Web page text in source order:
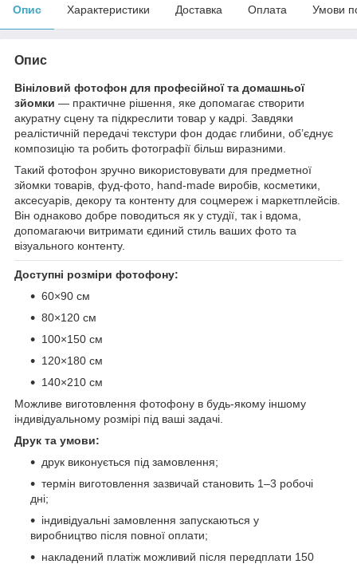
Опис Характеристики Доставка Оплата Умови
Опис
Вініловий фотофон для професійної та домашньої
зйомки — практичне рішення, яке допомагає створити
акуратну сцену та підкреслити товар у кадрі. Завдяки
реалістичній передачі текстури фон додає глибини, об’єднує
композицію та робить фотографії більш виразними.
Такий фотофон зручно використовувати для предметної
зйомки товарів, фуд-фото, hand-made виробів, косметики,
аксесуарів, декору та контенту для соцмереж і маркетплейсів.
Він однаково добре поводиться як у студії, так і вдома,
допомагаючи витримати єдиний стиль ваших фото та
візуального контенту.
Доступні розміри фотофону:
60×90 см
80×120 см
100×150 см
120×180 см
140×210 см
Можливе виготовлення фотофону в будь-якому іншому
індивідуальному розмірі під ваші задачі.
Друк та умови:
друк виконується під замовлення;
термін виготовлення зазвичай становить 1–3 робочі
дні;
індивідуальні замовлення запускаються у
виробництво після повної оплати;
накладений платіж можливий після передплати 150